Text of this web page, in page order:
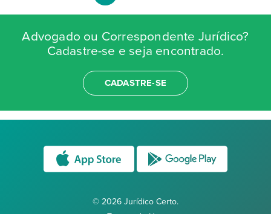
Advogado ou Correspondente Jurídico?
Cadastre-se e seja encontrado.
CADASTRE-SE
© 2026 Jurídico Certo.